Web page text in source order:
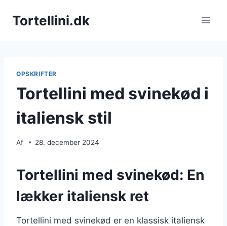
Tortellini.dk
OPSKRIFTER
Tortellini med svinekød i
italiensk stil
Af 28. december 2024
Tortellini med svinekød: En
lækker italiensk ret
Tortellini med svinekød er en klassisk italiensk